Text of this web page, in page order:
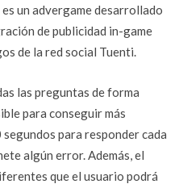
un advergame desarrollado
de publicidad in-game
de la red social Tuenti.
las preguntas de forma
para conseguir más
para responder cada
algún error. Además, el
que el usuario podrá